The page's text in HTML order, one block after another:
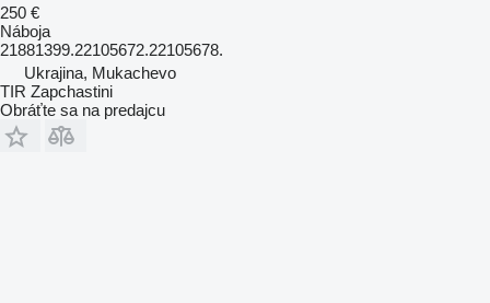
250 €
Náboja
21881399.22105672.22105678.
Ukrajina, Mukachevo
TIR Zapchastini
Obráťte sa na predajcu